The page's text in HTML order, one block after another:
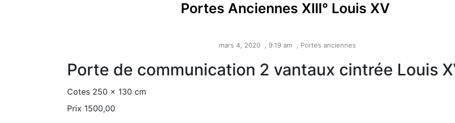
Portes Anciennes XIII° Louis XV
mars 4, 2020 9:19 am Portes anciennes
Porte de communication 2 vantaux cintrée Louis
Cotes 250 x 130 cm
Prix 1500,00